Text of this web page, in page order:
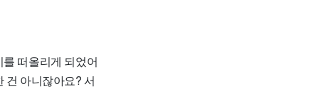
떠올리게 되었어
건 아니잖아요? 서